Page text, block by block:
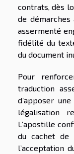
contrats, dès
de démarches
assermenté
fidélité du
du document
Pour
traduction
d’apposer
légalisation
L’apostille
du cachet de
l’acceptation